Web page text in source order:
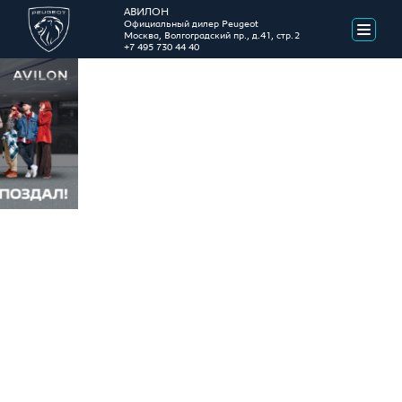
AВИЛОН
Официальный дилер Peugeot
Москва, Волгоградский пр., д.41, стр.2
+7 495 730 44 40